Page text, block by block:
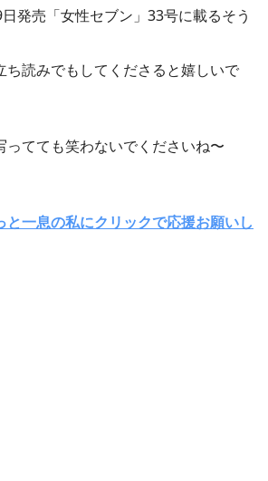
発売「女性セブン」33号に載るそう
ち読みでもしてくださると嬉しいで
ってても笑わないでくださいね〜
と一息の私にクリックで応援お願いし